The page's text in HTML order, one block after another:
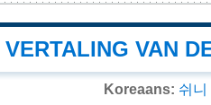
VAN
Koreaans: 쉬니